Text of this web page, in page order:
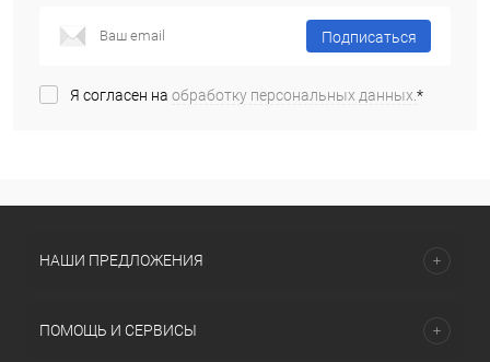
Подписаться
Я согласен на обработку персональных данных.*
НАШИ ПРЕДЛОЖЕНИЯ
ПОМОЩЬ И СЕРВИСЫ